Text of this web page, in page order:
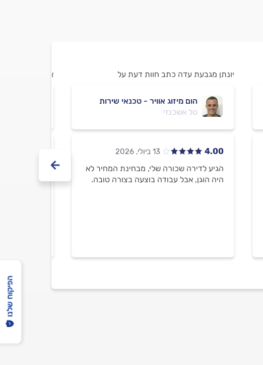
יונתן מגבעת עדה כתב חוות דעת על
הום מיזוג אוויר - טכנאי שירות
טל אשכנזי
4.00
הגיע לדירה שכורה שלי, מבחינת המחיר לא
היה הוגן, אבל עבודה בוצעה בצורה טובה.
אסף מגבעת
הפיקוח שלנו